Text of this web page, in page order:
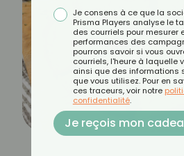
Je consens à ce que la
Prisma Players analyse le
des courriels pour mesurer
performances des
pourrons savoir si vous
courriels, l'heure à laquelle
ainsi que des informations
que vous utilisez. Pour en
ces traceurs, voir notre
confidentialité.
Je reçois mon